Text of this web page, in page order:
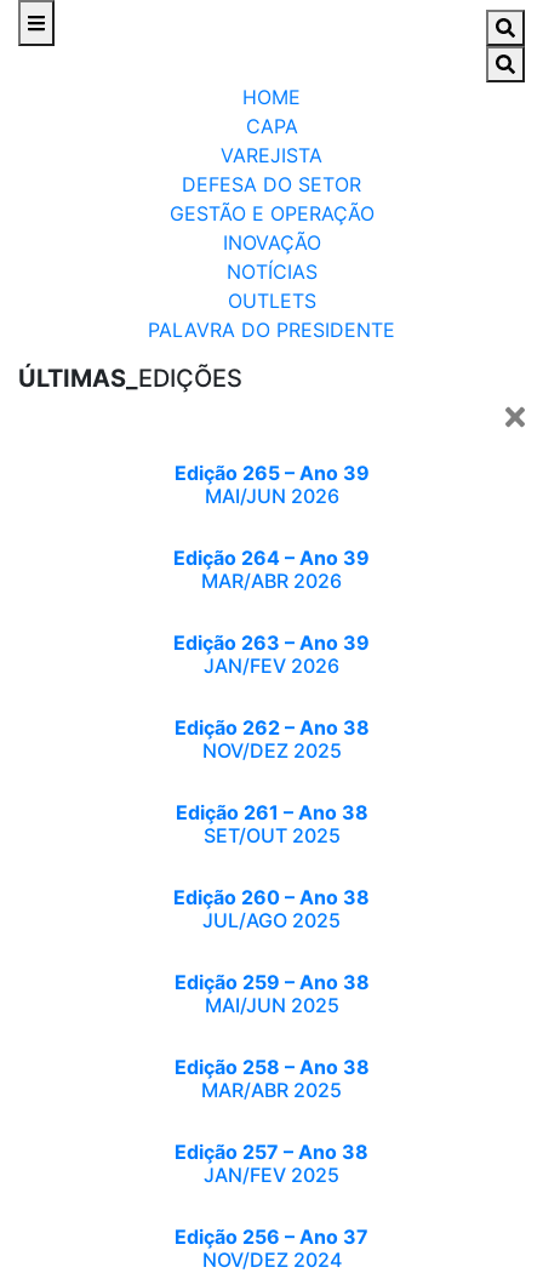
HOME
CAPA
VAREJISTA
DEFESA DO SETOR
GESTÃO E OPERAÇÃO
INOVAÇÃO
NOTÍCIAS
OUTLETS
PALAVRA DO PRESIDENTE
ÚLTIMAS_ EDIÇÕES
Edição 265 – Ano 39
MAI/JUN 2026
Edição 264 – Ano 39
MAR/ABR 2026
Edição 263 – Ano 39
JAN/FEV 2026
Edição 262 – Ano 38
NOV/DEZ 2025
Edição 261 – Ano 38
SET/OUT 2025
Edição 260 – Ano 38
JUL/AGO 2025
Edição 259 – Ano 38
MAI/JUN 2025
Edição 258 – Ano 38
MAR/ABR 2025
Edição 257 – Ano 38
JAN/FEV 2025
Edição 256 – Ano 37
NOV/DEZ 2024